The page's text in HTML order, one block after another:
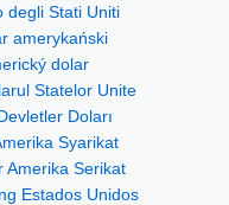
degli Stati Uniti
amerykański
dolar
Statelor Unite
Doları
Syarikat
Amerika Serikat
Estados Unidos